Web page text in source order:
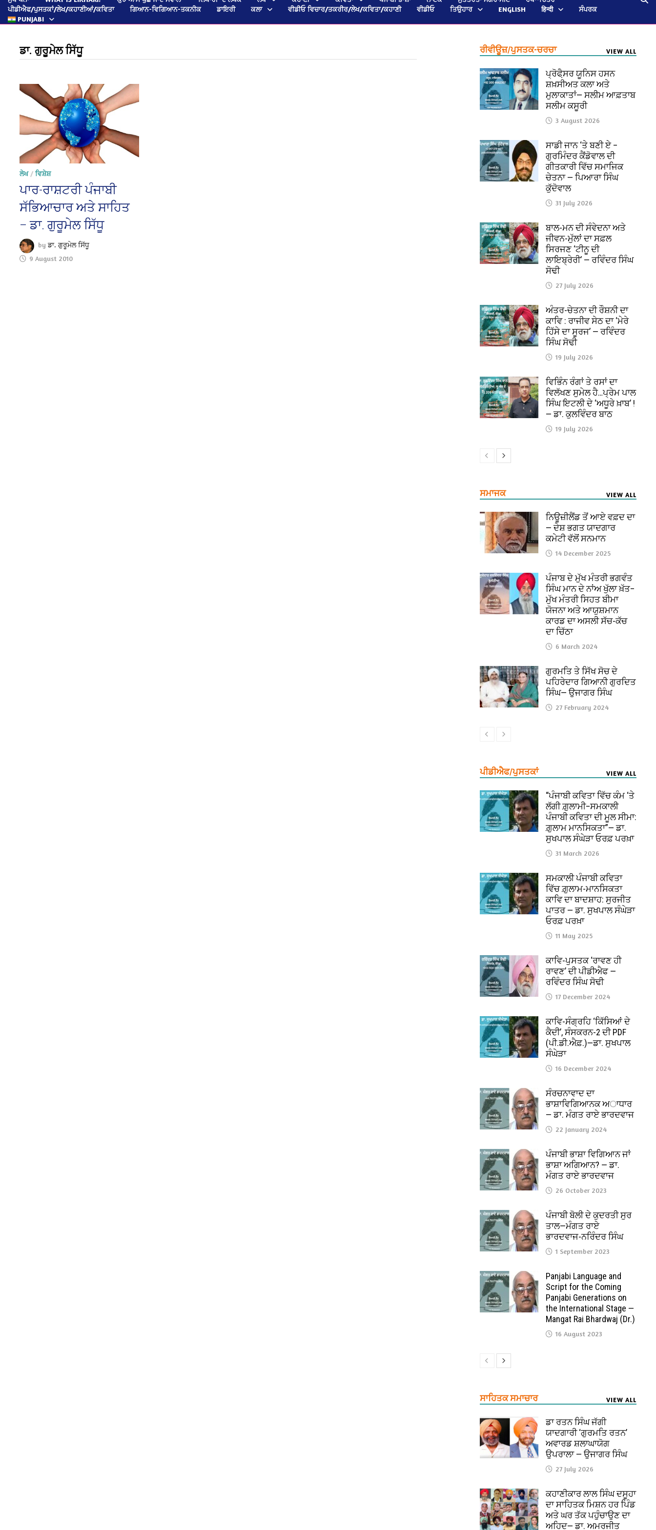
ਪੀਡੀਐਫ/ਪੁਸਤਕਾਂ/ਲੇਖ/ਕਹਾਣੀਆਂ/ਕਵਿਤਾ
ਗਿਆਨ-ਵਿਗਿਆਨ-ਤਕਨੀਕ ਡਾਇਰੀ ਕਲਾ ਵੀਡੀਓ ਵਿਚਾਰ/ਤਕਰੀਰ/ਲੇਖ/ਕਵਿਤਾ/ਕਹਾਣੀ ਵੀਡੀਓ ਤਿਉਹਾਰ ENGLISH हिन्दी
ਸੰਪਰਕ
PUNJABI
ਡਾ. ਗੁਰੂਮੇਲ ਸਿੱਧੂ
ਲੇਖ/ਵਿਸ਼ੇਸ਼
ਪਾਰ-ਰਾਸ਼ਟਰੀ ਪੰਜਾਬੀ
ਸੱਭਿਆਚਾਰ ਅਤੇ ਸਾਹਿਤ
– ਡਾ. ਗੁਰੂਮੇਲ ਸਿੱਧੂ
byਡਾ. ਗੁਰੂਮੇਲ ਸਿੱਧੂ
9 August 2010
ਰੀਵੀਊਜ਼/ਪੁਸਤਕ-ਚਰਚਾ VIEW ALL
ਪ੍ਰੋਫੈ਼ਸਰ ਯੂਨਿਸ ਹਸਨ
ਸ਼ਖ਼ਸੀਅਤ ਕਲਾ ਅਤੇ
ਮੁਲਾਕਾਤਾਂ— ਸਲੀਮ ਆਫ਼ਤਾਬ
ਸਲੀਮ ਕਸੂਰੀ
3 August 2026
ਸਾਡੀ ਜਾਨ ‘ਤੇ ਬਣੀ ਏ –
ਗੁਰਮਿੰਦਰ ਕੈਂਡੋਵਾਲ ਦੀ
ਗੀਤਕਾਰੀ ਵਿੱਚ ਸਮਾਜਿਕ
ਚੇਤਨਾ — ਪਿਆਰਾ ਸਿੰਘ
ਕੁੱਦੋਵਾਲ
31 July 2026
ਬਾਲ-ਮਨ ਦੀ ਸੰਵੇਦਨਾ ਅਤੇ
ਜੀਵਨ-ਮੁੱਲਾਂ ਦਾ ਸਫ਼ਲ
ਸਿਰਜਣ ‘ਟੀਨੂ ਦੀ
ਲਾਇਬ੍ਰੇਰੀ’ — ਰਵਿੰਦਰ ਸਿੰਘ
ਸੋਢੀ
27 July 2026
ਅੰਤਰ-ਚੇਤਨਾ ਦੀ ਰੌਸ਼ਨੀ ਦਾ
ਕਾਵਿ : ਰਾਜੀਵ ਸੇਠ ਦਾ ‘ਮੇਰੇ
ਹਿੱਸੇ ਦਾ ਸੂਰਜ’ — ਰਵਿੰਦਰ
ਸਿੰਘ ਸੋਢੀ
19 July 2026
ਵਿਭਿੰਨ ਰੰਗਾਂ ਤੇ ਰਸਾਂ ਦਾ
ਵਿਲੱਖਣ ਸੁਮੇਲ ਹੈ…ਪ੍ਰੇਮ ਪਾਲ
ਸਿੰਘ ਇਟਲੀ ਦੇ ‘ਅਧੂਰੇ ਖ਼ਾਬ’ !
— ਡਾ. ਕੁਲਵਿੰਦਰ ਬਾਠ
19 July 2026
ਸਮਾਜਕ VIEW ALL
ਨਿਊਜ਼ੀਲੈਂਡ ਤੋਂ ਆਏ ਵਫ਼ਦ ਦਾ
— ਦੇਸ਼ ਭਗਤ ਯਾਦਗਾਰ
ਕਮੇਟੀ ਵੱਲੋਂ ਸਨਮਾਨ
14 December 2025
ਪੰਜਾਬ ਦੇ ਮੁੱਖ ਮੰਤਰੀ ਭਗਵੰਤ
ਸਿੰਘ ਮਾਨ ਦੇ ਨਾਂਅ ਖੁੱਲਾ ਖ਼ੱਤ–
ਮੁੱਖ ਮੰਤਰੀ ਸਿਹਤ ਬੀਮਾ
ਯੋਜਨਾ ਅਤੇ ਆਯੁਸ਼ਮਾਨ
ਕਾਰਡ ਦਾ ਅਸਲੀ ਸੱਚ-ਕੱਚ
ਦਾ ਚਿੱਠਾ
6 March 2024
ਗੁਰਮਤਿ ਤੇ ਸਿੱਖ ਸੋਚ ਦੇ
ਪਹਿਰੇਦਾਰ ਗਿਆਨੀ ਗੁਰਦਿਤ
ਸਿੰਘ— ਉਜਾਗਰ ਸਿੰਘ
27 February 2024
ਪੀਡੀਐਫ/ਪੁਸਤਕਾਂ VIEW ALL
“ਪੰਜਾਬੀ ਕਵਿਤਾ ਵਿੱਚ ਕੰਮ ‘ਤੇ
ਲੱਗੀ ਗ਼ੁਲਾਮੀ–ਸਮਕਾਲੀ
ਪੰਜਾਬੀ ਕਵਿਤਾ ਦੀ ਮੂਲ ਸੀਮਾ:
ਗ਼ੁਲਾਮ ਮਾਨਸਿਕਤਾ”— ਡਾ.
ਸੁਖਪਾਲ ਸੰਘੇੜਾ ਓਰਫ਼ ਪਰਖ਼ਾ
31 March 2026
ਸਮਕਾਲੀ ਪੰਜਾਬੀ ਕਵਿਤਾ
ਵਿੱਚ ਗ਼ੁਲਾਮ-ਮਾਨਸਿਕਤਾ
ਕਾਵਿ ਦਾ ਬਾਦਸ਼ਾਹ: ਸੁਰਜੀਤ
ਪਾਤਰ — ਡਾ. ਸੁਖਪਾਲ ਸੰਘੇੜਾ
ਓਰਫ਼ ਪਰਖ਼ਾ
11 May 2025
ਕਾਵਿ-ਪੁਸਤਕ ‘ਰਾਵਣ ਹੀ
ਰਾਵਣ’ ਦੀ ਪੀਡੀਐਫ —
ਰਵਿੰਦਰ ਸਿੰਘ ਸੋਢੀ
17 December 2024
ਕਾਵਿ-ਸੰਗ੍ਰਹਿ ‘ਕਿੱਸਿਆਂ ਦੇ
ਕੈਦੀ’, ਸੰਸਕਰਨ-2 ਦੀ PDF
(ਪੀ.ਡੀ.ਐਫ਼.)—ਡਾ. ਸੁਖਪਾਲ
ਸੰਘੇੜਾ
16 December 2024
ਸੰਰਚਨਾਵਾਦ ਦਾ
ਭਾਸ਼ਾਵਿਗਿਆਨਕ ਅਾਧਾਰ
— ਡਾ. ਮੰਗਤ ਰਾਏ ਭਾਰਦਵਾਜ
22 January 2024
ਪੰਜਾਬੀ ਭਾਸ਼ਾ ਵਿਗਿਆਨ ਜਾਂ
ਭਾਸ਼ਾ ਅਗਿਆਨ? — ਡਾ.
ਮੰਗਤ ਰਾਏ ਭਾਰਦਵਾਜ
26 October 2023
ਪੰਜਾਬੀ ਬੋਲੀ ਦੇ ਕੁਦਰਤੀ ਸੁਰ
ਤਾਲ—ਮੰਗਤ ਰਾਏ
ਭਾਰਦਵਾਜ-ਨਰਿੰਦਰ ਸਿੰਘ
1 September 2023
Panjabi Language and
Script for the Coming
Panjabi Generations on
the International Stage —
Mangat Rai Bhardwaj (Dr.)
16 August 2023
ਸਾਹਿਤਕ ਸਮਾਚਾਰ VIEW ALL
ਡਾ ਰਤਨ ਸਿੰਘ ਜੱਗੀ
ਯਾਦਗਾਰੀ ‘ਗੁਰਮਤਿ ਰਤਨ’
ਅਵਾਰਡ ਸ਼ਲਾਘਾਯੋਗ
ਉਪਰਾਲਾ — ਉਜਾਗਰ ਸਿੰਘ
27 July 2026
ਕਹਾਣੀਕਾਰ ਲਾਲ ਸਿੰਘ ਦਸੂਹਾ
ਦਾ ਸਾਹਿਤਕ ਮਿਸ਼ਨ ਹਰ ਪਿੰਡ
ਅਤੇ ਘਰ ਤੱਕ ਪਹੁੰਚਾਉਣ ਦਾ
ਅਹਿਦ— ਡਾ. ਅਮਰਜੀਤ